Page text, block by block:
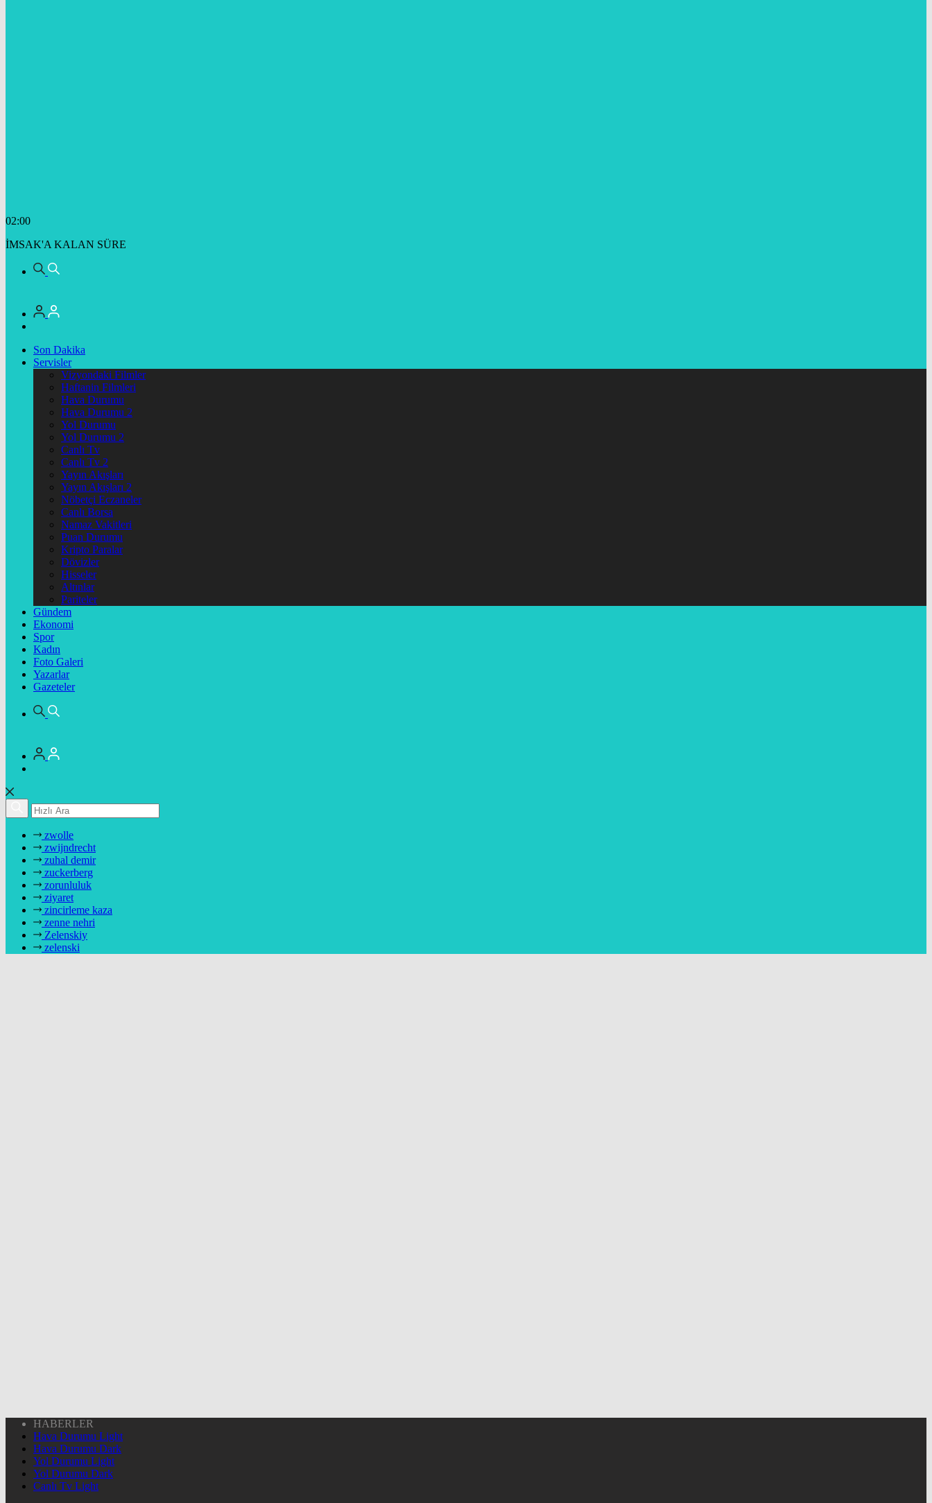
02:00
İMSAK'A KALAN SÜRE
Son Dakika
Servisler
Vizyondaki Filmler
Haftanin Filmleri
Hava Durumu
Hava Durumu 2
Yol Durumu
Yol Durumu 2
Canlı Tv
Canlı Tv 2
Yayın Akışları
Yayın Akışları 2
Nöbetçi Eczaneler
Canlı Borsa
Namaz Vakitleri
Puan Durumu
Kripto Paralar
Dövizler
Hisseler
Altınlar
Pariteler
Gündem
Ekonomi
Spor
Kadın
Foto Galeri
Yazarlar
Gazeteler
zwolle
zwijndrecht
zuhal demir
zuckerberg
zorunluluk
ziyaret
zincirleme kaza
zenne nehri
Zelenskiy
zelenski
HABERLER
Hava Durumu Light
Hava Durumu Dark
Yol Durumu Light
Yol Durumu Dark
Canlı Tv Light